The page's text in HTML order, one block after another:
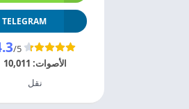
TELEGRAM
/5
الأصوات: 10,011
نقل